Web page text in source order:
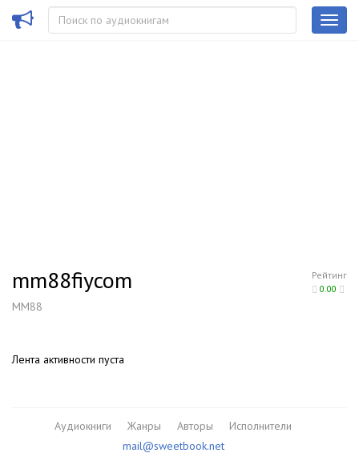
Рейтинг
0.00
mm88fiycom
MM88
Лента активности пуста
Аудиокниги Жанры Авторы
Исполнители
mail@sweetbook.net